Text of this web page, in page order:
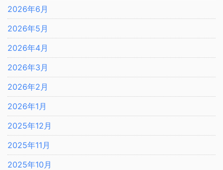
2026年6月
2026年5月
2026年4月
2026年3月
2026年2月
2026年1月
2025年12月
2025年11月
2025年10月